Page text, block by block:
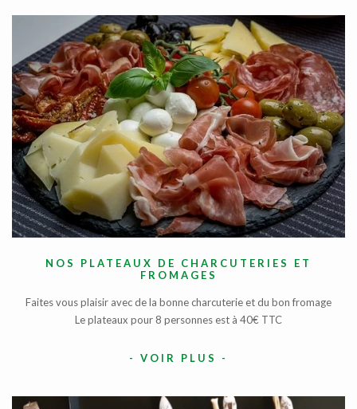
NOS PLATEAUX DE CHARCUTERIES ET
FROMAGES
Faites vous plaisir avec de la bonne charcuterie et du bon fromage
Le plateaux pour 8 personnes est à 40€ TTC
- VOIR PLUS -